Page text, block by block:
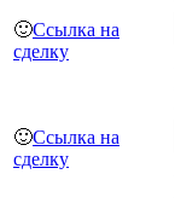
🙂Ссылка на
сделку
🙂Ссылка на
сделку